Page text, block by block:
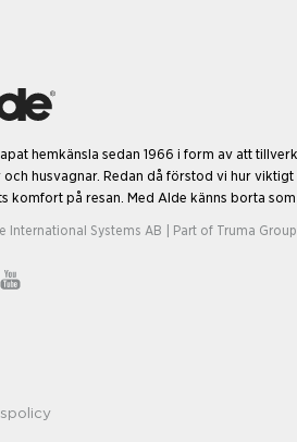
hemkänsla sedan 1966 i form av att
husvagnar. Redan då förstod vi hur
komfort på resan. Med Alde känns borta som
International Systems AB | Part of Truma Group